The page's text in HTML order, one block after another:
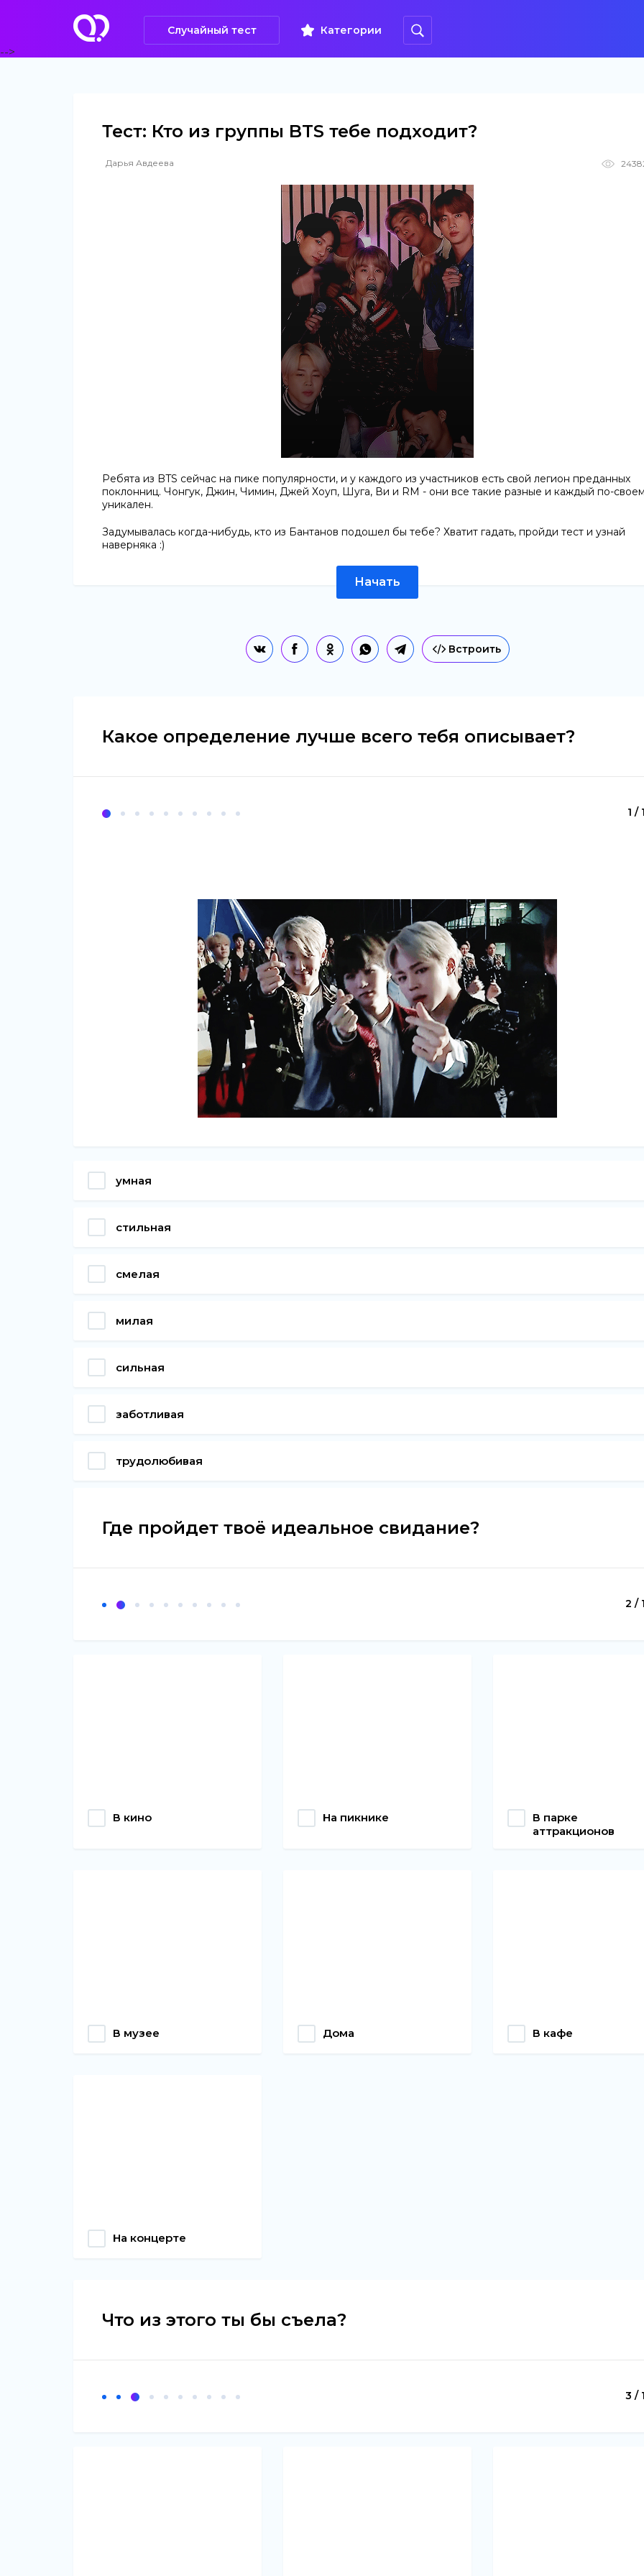
Случайный тест Категории
-->
Тест: Кто из группы BTS тебе подходит?
Дарья Авдеева
Ребята из BTS сейчас на пике популярности, и у каждого из участников есть свой легион преданных
поклонниц. Чонгук, Джин, Чимин, Джей Хоуп, Шуга, Ви и RM - они все такие разные и каждый по-
уникален.
Задумывалась когда-нибудь, кто из Бантанов подошел бы тебе? Хватит гадать, пройди тест и узнай
наверняка :)
Начать
Встроить
Какое определение лучше всего тебя описывает?
1 /
умная
стильная
смелая
милая
сильная
заботливая
трудолюбивая
Где пройдет твоё идеальное свидание?
2 /
В кино На пикнике
В парке
аттракционов
В музее Дома В кафе
На концерте
Что из этого ты бы съела?
3 /